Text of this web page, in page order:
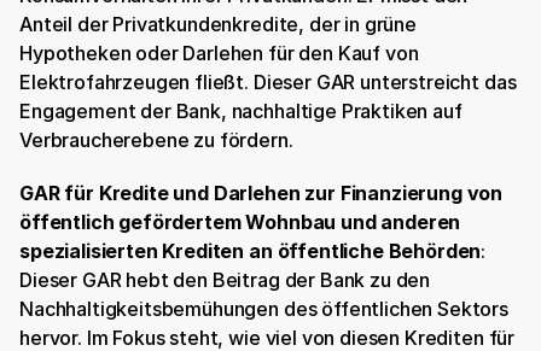
Anteil der Privatkundenkredite, der in grüne
Hypotheken oder Darlehen für den Kauf von
Elektrofahrzeugen fließt. Dieser GAR unterstreicht das
Engagement der Bank, nachhaltige Praktiken auf
Verbraucherebene zu fördern.
GAR für Kredite und Darlehen zur Finanzierung von
öffentlich gefördertem Wohnbau und anderen
spezialisierten Krediten an öffentliche Behörden:
Dieser GAR hebt den Beitrag der Bank zu den
Nachhaltigkeitsbemühungen des öffentlichen Sektors
hervor. Im Fokus steht, wie viel von diesen Krediten für